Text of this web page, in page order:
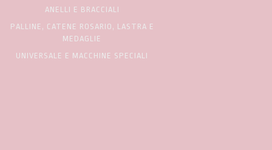
ANELLI E BRACCIALI
PALLINE, CATENE ROSARIO, LASTRA E
MEDAGLIE
UNIVERSALE E MACCHINE SPECIALI